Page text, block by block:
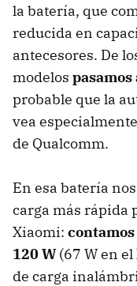
la batería, que
reducida en
antecesores. De
modelos pasamos
probable que la
vea
de Qualcomm.
En esa batería
carga más rápida
Xiaomi:
120 W(67 W en
de carga